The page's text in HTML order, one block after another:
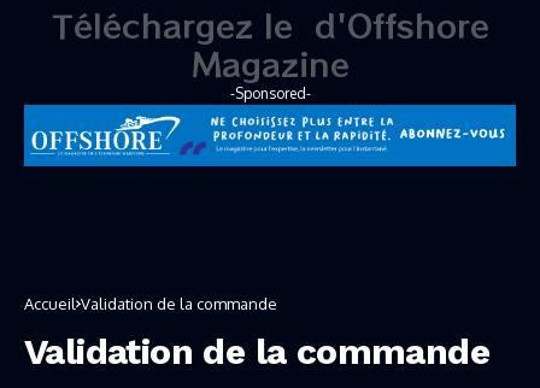
Téléchargez le nou
d'Offshore Magazine
-Sponsored-
Accueil Validation de la commande
Validation de la commande